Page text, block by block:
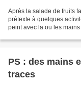
Après la salade de fruits
prétexte à quelques
peint avec la ou les
PS : des mains
traces